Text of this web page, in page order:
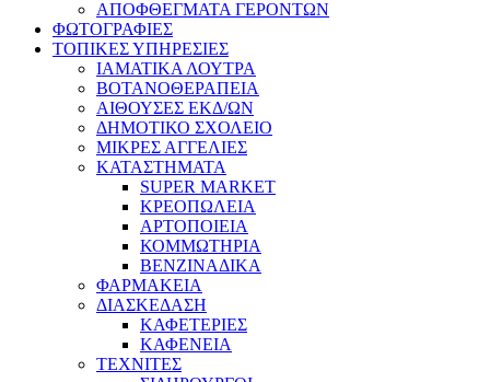
ΑΠΟΦΘΕΓΜΑΤΑ ΓΕΡΟΝΤΩΝ
ΦΩΤΟΓΡΑΦΙΕΣ
ΤΟΠΙΚΕΣ ΥΠΗΡΕΣΙΕΣ
ΙΑΜΑΤΙΚΑ ΛΟΥΤΡΑ
ΒΟΤΑΝΟΘΕΡΑΠΕΙΑ
ΑΙΘΟΥΣΕΣ ΕΚΔ/ΩΝ
ΔΗΜΟΤΙΚΟ ΣΧΟΛΕΙΟ
ΜΙΚΡΕΣ ΑΓΓΕΛΙΕΣ
ΚΑΤΑΣΤΗΜΑΤΑ
SUPER MARKET
ΚΡΕΟΠΩΛΕΙΑ
ΑΡΤΟΠΟΙΕΙΑ
ΚΟΜΜΩΤΗΡΙΑ
ΒΕΝΖΙΝΑΔΙΚΑ
ΦΑΡΜΑΚΕΙΑ
ΔΙΑΣΚΕΔΑΣΗ
ΚΑΦΕΤΕΡΙΕΣ
ΚΑΦΕΝΕΙΑ
ΤΕΧΝΙΤΕΣ